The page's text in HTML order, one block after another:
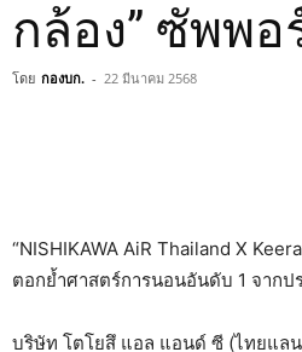
กล้อง” ซัพพอ
โดย กองบก. - 22 มีนาคม 2568
“NISHIKAWA AiR Thailand X
ตอกย้ำศาสตร์การนอนอันดับ 1 จาก
บริษัท โตโยสึ แอล แอนด์ ซี (ไทยแล